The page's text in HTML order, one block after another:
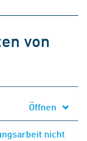
von
Öffnen
nicht